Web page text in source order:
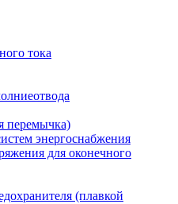
тока
перемычка)
энергоснабжения
для оконечного
(плавкой